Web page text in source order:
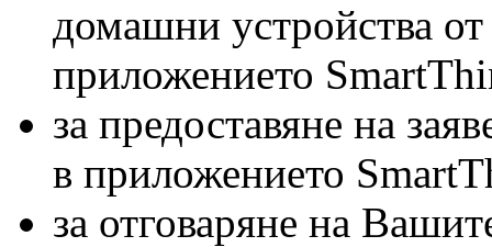
домашни устройства
приложението
за предоставяне на
в приложението
за отговаряне на